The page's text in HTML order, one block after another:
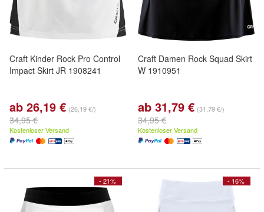
Craft Kinder Rock Pro Control
Impact Skirt JR 1908241
ab 26,19 € (26,19 €/)
34,95 €
Kostenloser Versand
Craft Damen Rock Squad Skirt
W 1910951
ab 31,79 € (31,79 €/)
34,95 €
Kostenloser Versand
- 21% - 16%